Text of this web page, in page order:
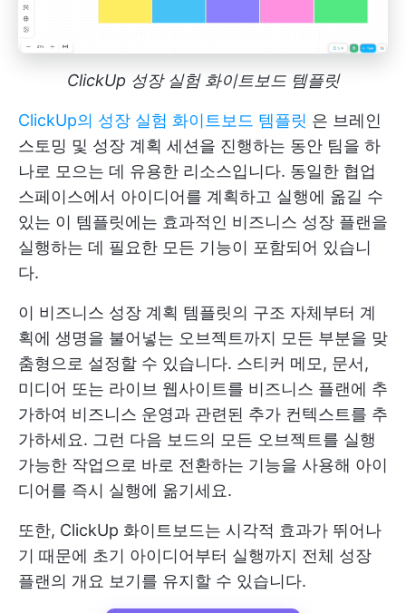
ClickUp 성장 실험 화이트보드 템플릿
ClickUp의 성장 실험 화이트보드 템플릿 은 브레인
스토밍 및 성장 계획 세션을 진행하는 동안 팀을 하
나로 모으는 데 유용한 리소스입니다. 동일한 협업
스페이스에서 아이디어를 계획하고 실행에 옮길 수
있는 이 템플릿에는 효과적인 비즈니스 성장 플랜을
실행하는 데 필요한 모든 기능이 포함되어 있습니
다.
이 비즈니스 성장 계획 템플릿의 구조 자체부터 계
획에 생명을 불어넣는 오브젝트까지 모든 부분을 맞
춤형으로 설정할 수 있습니다. 스티커 메모, 문서,
미디어 또는 라이브 웹사이트를 비즈니스 플랜에 추
가하여 비즈니스 운영과 관련된 추가 컨텍스트를 추
가하세요. 그런 다음 보드의 모든 오브젝트를 실행
가능한 작업으로 바로 전환하는 기능을 사용해 아이
디어를 즉시 실행에 옮기세요.
또한, ClickUp 화이트보드는 시각적 효과가 뛰어나
기 때문에 초기 아이디어부터 실행까지 전체 성장
플랜의 개요 보기를 유지할 수 있습니다.